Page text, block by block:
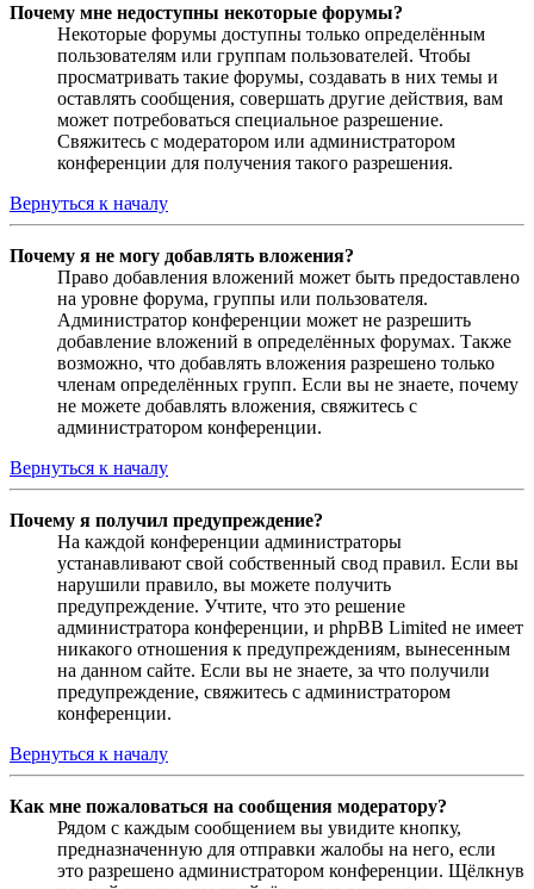
Почему мне недоступны некоторые форумы?
Некоторые форумы доступны только определённым
пользователям или группам пользователей. Чтобы
просматривать такие форумы, создавать в них темы и
оставлять сообщения, совершать другие действия, вам
может потребоваться специальное разрешение.
Свяжитесь с модератором или администратором
конференции для получения такого разрешения.
Вернуться к началу
Почему я не могу добавлять вложения?
Право добавления вложений может быть предоставлено
на уровне форума, группы или пользователя.
Администратор конференции может не разрешить
добавление вложений в определённых форумах. Также
возможно, что добавлять вложения разрешено только
членам определённых групп. Если вы не знаете, почему
не можете добавлять вложения, свяжитесь с
администратором конференции.
Вернуться к началу
Почему я получил предупреждение?
На каждой конференции администраторы
устанавливают свой собственный свод правил. Если вы
нарушили правило, вы можете получить
предупреждение. Учтите, что это решение
администратора конференции, и phpBB Limited не имеет
никакого отношения к предупреждениям, вынесенным
на данном сайте. Если вы не знаете, за что получили
предупреждение, свяжитесь с администратором
конференции.
Вернуться к началу
Как мне пожаловаться на сообщения модератору?
Рядом с каждым сообщением вы увидите кнопку,
предназначенную для отправки жалобы на него, если
это разрешено администратором конференции. Щёлкнув